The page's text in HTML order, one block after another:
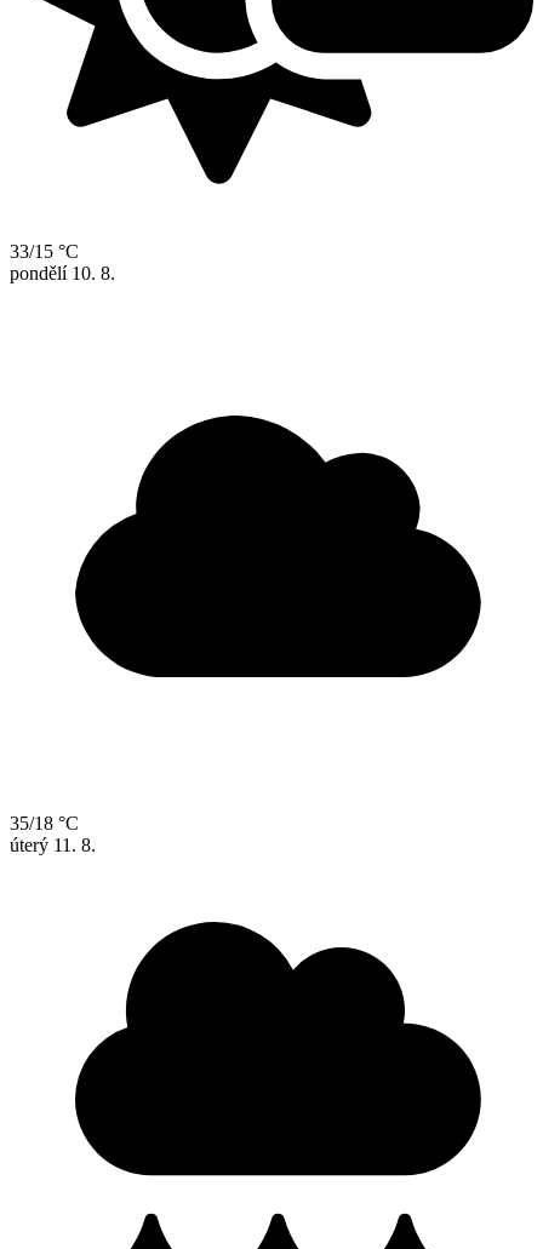
33/15 °C
pondělí 10. 8.
35/18 °C
úterý 11. 8.